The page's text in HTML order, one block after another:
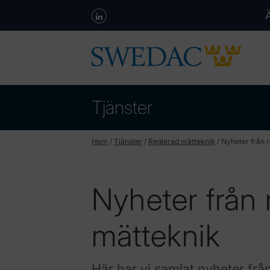
Tjänster
Hem / Tjänster / Reglerad mätteknik / Nyheter från
Nyheter från
mätteknik